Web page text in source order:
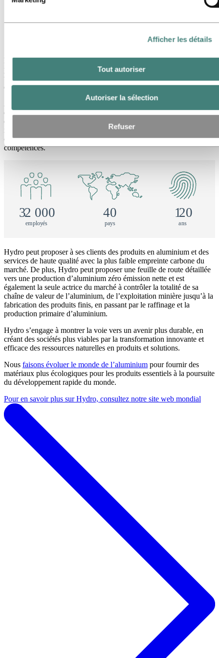
Afficher les détails
Tout autoriser
Autoriser la sélection
Refuser
Depuis 1905, Hydro transforme les ressources naturelles en produits
précieux pour les êtres humains et les entreprises, créant un lieu de
travail sûr et sécurisé pour ses 32 000 collaborateurs répartis sur plus
de 140 sites dans 40 pays.
dans des industries durables. Hydro est présente dans un large
éventail de segments de marché pour l’aluminium, l’énergie, le
recyclage des métaux, les énergies renouvelables et les batteries,
offrant une richesse unique en matière de connaissances et de
compétences.
32 000
employés
40
pays
120
ans
Hydro peut proposer à ses clients des produits en aluminium et des
services de haute qualité avec la plus faible empreinte carbone du
marché. De plus, Hydro peut proposer une feuille de route détaillée
vers une production d’aluminium zéro émission nette et est
également la seule actrice du marché à contrôler la totalité de sa
chaîne de valeur de l’aluminium, de l’exploitation minière jusqu’à la
fabrication des produits finis, en passant par le raffinage et la
production primaire d’aluminium.
Hydro s’engage à montrer la voie vers un avenir plus durable, en
créant des sociétés plus viables par la transformation innovante et
efficace des ressources naturelles en produits et solutions.
Nous faisons évoluer le monde de l’aluminium pour fournir des
matériaux plus écologiques pour les produits essentiels à la poursuite
du développement rapide du monde.
Pour en savoir plus sur Hydro, consultez notre site web mondial